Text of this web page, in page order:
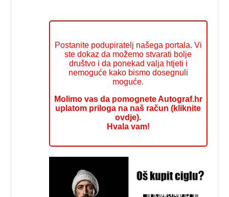
Postanite podupiratelj našega portala. Vi
ste dokaz da možemo stvarati bolje
društvo i da ponekad valja htjeti i
nemoguće kako bismo dosegnuli
moguće.
Molimo vas da pomognete Autograf.hr
uplatom priloga na naš račun (kliknite
ovdje).
Hvala vam!